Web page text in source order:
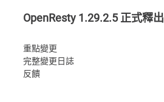
OpenResty 1.29.2.5 正式釋出
重點變更
完整變更日誌
反饋